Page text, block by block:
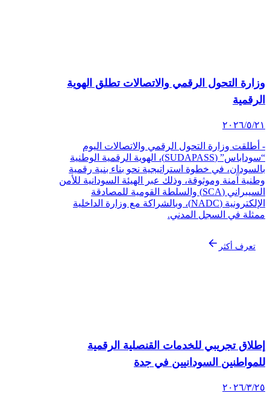
التحول الرقمي والاتصالات تطلق الهوية
وزارة التحول الرقمي والاتصالات اليوم
“سوداباس” (SUDAPASS)، الهوية الرقمية الوطنية
في خطوة استراتيجية نحو بناء بنية رقمية
آمنة وموثوقة، وذلك عبر الهيئة السودانية للأمن
السيبراني (SCA) والسلطة القومية للمصادقة
الإلكترونية (NADC)، وبالشراكة مع وزارة الداخلية
في السجل المدني.
تعرف أكثر
تجريبي للخدمات القنصلية الرقمية
السودانيين في جدة